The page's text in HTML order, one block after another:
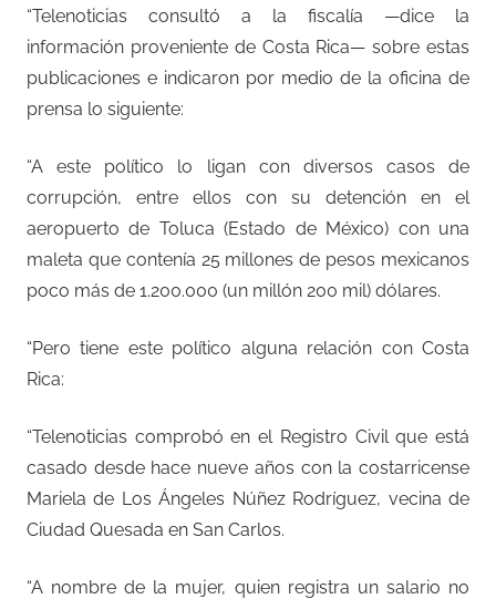
“Telenoticias consultó a la fiscalía —dice la
información proveniente de Costa Rica— sobre estas
publicaciones e indicaron por medio de la oficina de
prensa lo siguiente:
“A este político lo ligan con diversos casos de
corrupción, entre ellos con su detención en el
aeropuerto de Toluca (Estado de México) con una
maleta que contenía 25 millones de pesos mexicanos
poco más de 1.200.000 (un millón 200 mil) dólares.
“Pero tiene este político alguna relación con Costa
Rica:
“Telenoticias comprobó en el Registro Civil que está
casado desde hace nueve años con la costarricense
Mariela de Los Ángeles Núñez Rodríguez, vecina de
Ciudad Quesada en San Carlos.
“A nombre de la mujer, quien registra un salario no